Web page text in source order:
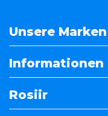
Unsere Marken
Informationen
Rosiir